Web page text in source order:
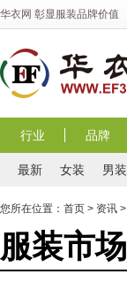
华衣网 彰显服装品牌价值
行业 品牌
最新 女装 男装
您所在位置： 首页 > 资讯 >
服装市场